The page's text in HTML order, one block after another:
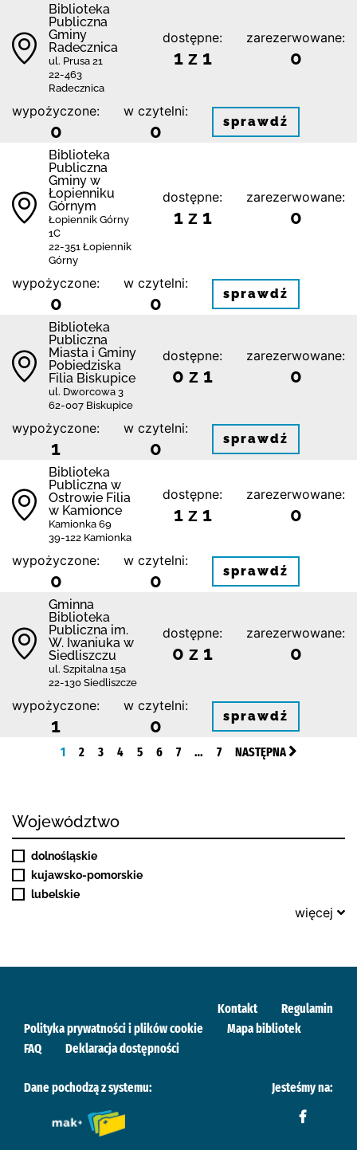
Biblioteka
Publiczna
Gminy
Radecznica
ul. Prusa 21
22-463
Radecznica
dostępne:
1 z 1
zarezerwowane:
0
wypożyczone:
0
w czytelni:
0 sprawdź
Biblioteka
Publiczna
Gminy w
Łopienniku
Górnym
Łopiennik Górny
1C
22-351 Łopiennik
Górny
dostępne:
1 z 1
zarezerwowane:
0
wypożyczone:
0
w czytelni:
0 sprawdź
Biblioteka
Publiczna
Miasta i Gminy
Pobiedziska
Filia Biskupice
ul. Dworcowa 3
62-007 Biskupice
dostępne:
0 z 1
zarezerwowane:
0
wypożyczone:
1
w czytelni:
0 sprawdź
Biblioteka
Publiczna w
Ostrowie Filia
w Kamionce
Kamionka 69
39-122 Kamionka
dostępne:
1 z 1
zarezerwowane:
0
wypożyczone:
0
w czytelni:
0 sprawdź
Gminna
Biblioteka
Publiczna im.
W. Iwaniuka w
Siedliszczu
ul. Szpitalna 15a
22-130 Siedliszcze
dostępne:
0 z 1
zarezerwowane:
0
wypożyczone:
1
w czytelni:
0 sprawdź
1 2 3 4 5 6 7 … 7 NASTĘPNA
Województwo
dolnośląskie
kujawsko-pomorskie
lubelskie
więcej
Kontakt
Regulamin
Polityka prywatności i plików cookie
Mapa bibliotek
FAQ
Deklaracja dostępności
Dane pochodzą z systemu: Jesteśmy na: